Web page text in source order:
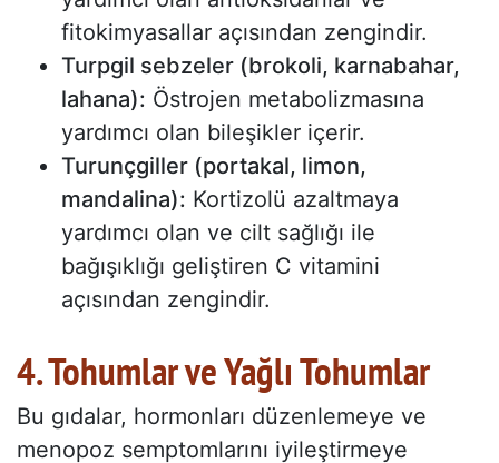
fitokimyasallar açısından zengindir.
Turpgil sebzeler (brokoli, karnabahar,
lahana): Östrojen metabolizmasına
yardımcı olan bileşikler içerir.
Turunçgiller (portakal, limon,
mandalina): Kortizolü azaltmaya
yardımcı olan ve cilt sağlığı ile
bağışıklığı geliştiren C vitamini
açısından zengindir.
4. Tohumlar ve Yağlı Tohumlar
Bu gıdalar, hormonları düzenlemeye ve
menopoz semptomlarını iyileştirmeye